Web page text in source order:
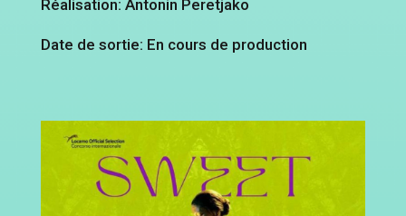
Réalisation: Antonin Peretjako
Date de sortie: En cours de production